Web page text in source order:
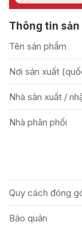
Thông tin sản
Tên sản phẩm
Nơi sản xuất
Nhà sản xuất /
Nhà phân phối
Quy cách đóng
Bảo quản